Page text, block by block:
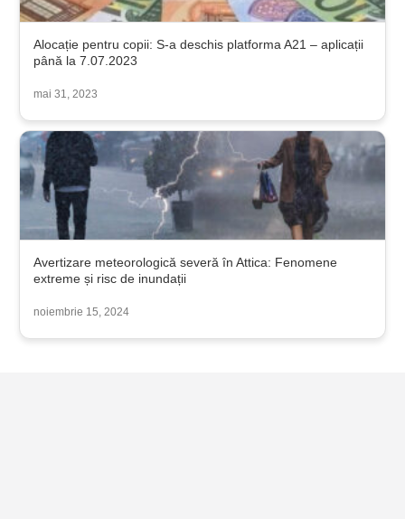
Alocație pentru copii: S-a deschis platforma A21 – aplicații
până la 7.07.2023
mai 31, 2023
Avertizare meteorologică severă în Attica: Fenomene
extreme și risc de inundații
noiembrie 15, 2024